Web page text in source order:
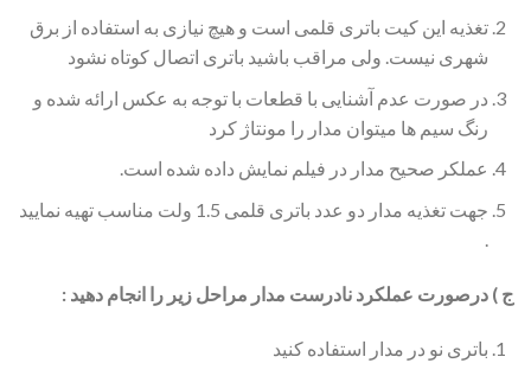
تغذیه این کیت باتری قلمی است و هیچ نیازی به استفاده از برق
شهری نیست. ولی مراقب باشید باتری اتصال کوتاه نشود
در صورت عدم آشنایی با قطعات با توجه به عکس ارائه شده و
رنگ سیم ها میتوان مدار را مونتاژ کرد
عملکر صحیح مدار در فیلم نمایش داده شده است.
جهت تغذیه مدار دو عدد باتری قلمی 1.5 ولت مناسب تهیه نمایید
.
ج ) درصورت عملکرد نادرست مدار مراحل زیر را انجام دهید :
باتری نو در مدار استفاده کنید